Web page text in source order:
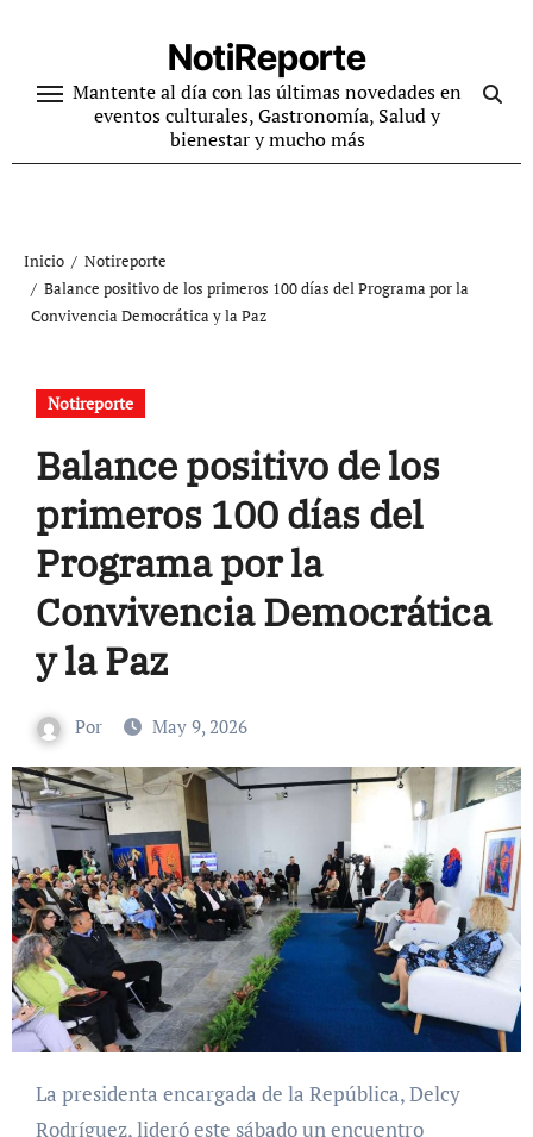
contenido
NotiReporte
Mantente al día con las últimas novedades en
eventos culturales, Gastronomía, Salud y
bienestar y mucho más
Inicio
Notireporte
Balance positivo de los primeros 100 días del Programa por la
Convivencia Democrática y la Paz
Notireporte
Balance positivo de los
primeros 100 días del
Programa por la
Convivencia Democrática
y la Paz
Por May 9, 2026
La presidenta encargada de la República, Delcy
Rodríguez, lideró este sábado un encuentro